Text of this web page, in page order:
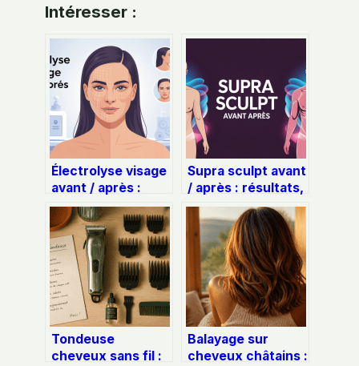
Intéresser :
Électrolyse visage
avant / après :
résultats, photos,
conseils
essentiels
Supra sculpt avant
/ après : résultats,
photos et avis à
connaître
Tondeuse
cheveux sans fil :
Balayage sur
cheveux châtains :